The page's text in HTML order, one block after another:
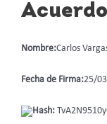
Nombre:Carlos
Fecha de Firma:25/
Hash: